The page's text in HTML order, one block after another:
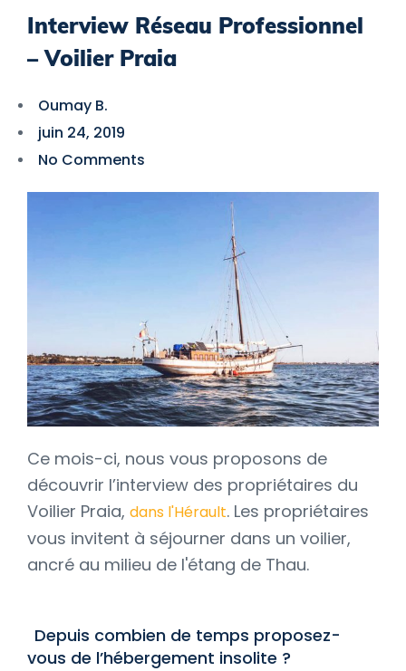
Interview Réseau Professionnel
– Voilier Praia
Oumay B.
juin 24, 2019
No Comments
Ce mois-ci, nous vous proposons de
découvrir l’interview des propriétaires du
Voilier Praia, dans l'Hérault. Les propriétaires
vous invitent à séjourner dans un voilier,
ancré au milieu de l'étang de Thau.
Depuis combien de temps proposez-
vous de l’hébergement insolite ?